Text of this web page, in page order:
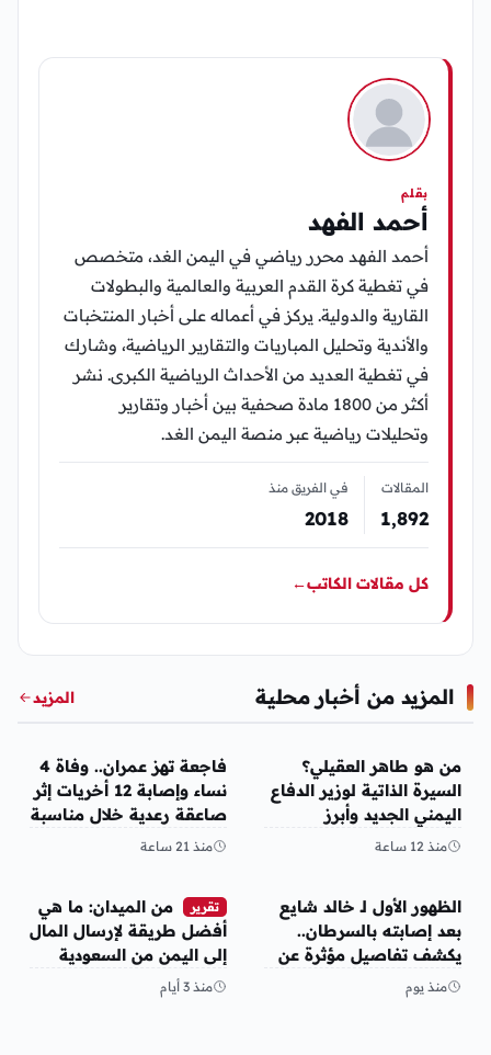
بقلم
أحمد الفهد
أحمد الفهد محرر رياضي في اليمن الغد، متخصص
في تغطية كرة القدم العربية والعالمية والبطولات
القارية والدولية. يركز في أعماله على أخبار المنتخبات
والأندية وتحليل المباريات والتقارير الرياضية، وشارك
في تغطية العديد من الأحداث الرياضية الكبرى. نشر
أكثر من 1800 مادة صحفية بين أخبار وتقارير
وتحليلات رياضية عبر منصة اليمن الغد.
المقالات
1٬892
في الفريق منذ
2018
كل مقالات الكاتب←
المزيد من أخبار محلية المزيد
أخبار محلية
من هو طاهر العقيلي؟
السيرة الذاتية لوزير الدفاع
اليمني الجديد وأبرز
مناصبه
منذ 12 ساعة
أخبار محلية
فاجعة تهز عمران.. وفاة 4
نساء وإصابة 12 أخريات إثر
صاعقة رعدية خلال مناسبة
اجتماعية
منذ 21 ساعة
أخبار محلية
الظهور الأول لـ خالد شايع
بعد إصابته بالسرطان..
يكشف تفاصيل مؤثرة عن
رحلة العلاج
منذ يوم
أخبار محلية
تقرير
من الميدان: ما هي
أفضل طريقة لإرسال المال
إلى اليمن من السعودية
وأمريكا
منذ 3 أيام